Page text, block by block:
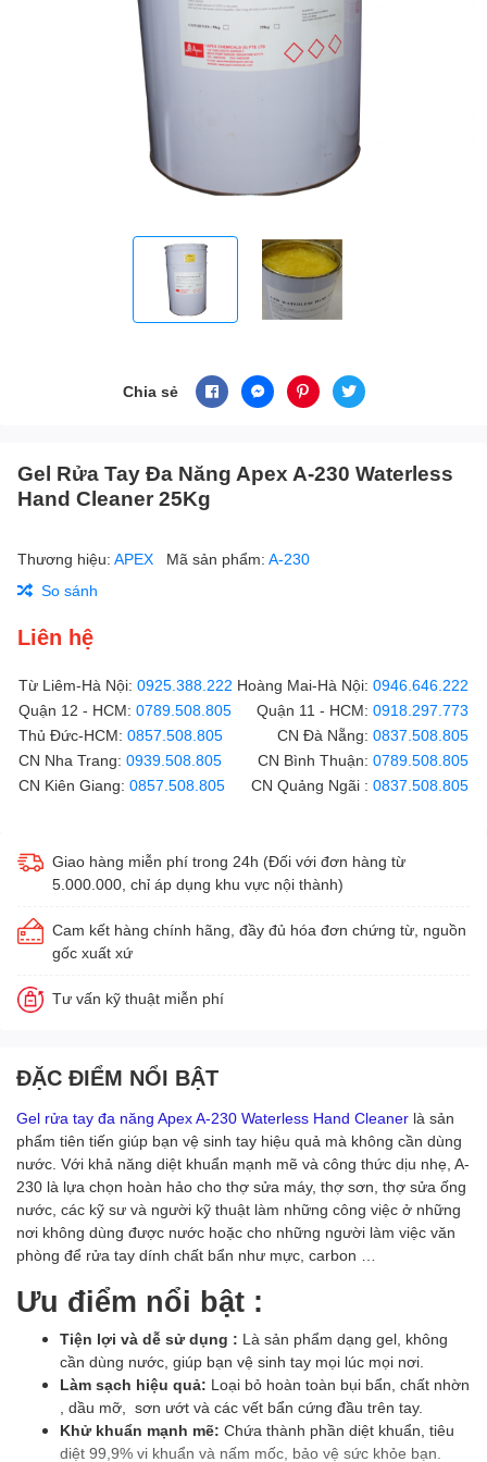
Chia sẻ
Gel Rửa Tay Đa Năng Apex A-230 Waterless
Hand Cleaner 25Kg
Thương hiệu: APEX Mã sản phẩm: A-230
So sánh
Liên hệ
Từ Liêm-Hà Nội: 0925.388.222 Hoàng Mai-Hà Nội: 0946.646.222
Quận 12 - HCM: 0789.508.805 Quận 11 - HCM: 0918.297.773
Thủ Đức-HCM: 0857.508.805 CN Đà Nẵng: 0837.508.805
CN Nha Trang: 0939.508.805 CN Bình Thuận: 0789.508.805
CN Kiên Giang: 0857.508.805 CN Quảng Ngãi : 0837.508.805
Giao hàng miễn phí trong 24h (Đối với đơn hàng từ
5.000.000, chỉ áp dụng khu vực nội thành)
Cam kết hàng chính hãng, đầy đủ hóa đơn chứng từ, nguồn
gốc xuất xứ
Tư vấn kỹ thuật miễn phí
ĐẶC ĐIỂM NỔI BẬT
Gel rửa tay đa năng Apex A-230 Waterless Hand Cleaner là sản
phẩm tiên tiến giúp bạn vệ sinh tay hiệu quả mà không cần dùng
nước. Với khả năng diệt khuẩn mạnh mẽ và công thức dịu nhẹ, A-
230 là lựa chọn hoàn hảo cho thợ sửa máy, thợ sơn, thợ sửa ống
nước, các kỹ sư và người kỹ thuật làm những công việc ở những
nơi không dùng được nước hoặc cho những người làm việc văn
phòng để rửa tay dính chất bẩn như mực, carbon …
Ưu điểm nổi bật :
Tiện lợi và dễ sử dụng : Là sản phẩm dạng gel, không
cần dùng nước, giúp bạn vệ sinh tay mọi lúc mọi nơi.
Làm sạch hiệu quả: Loại bỏ hoàn toàn bụi bẩn, chất nhờn
, dầu mỡ, sơn ướt và các vết bẩn cứng đầu trên tay.
Khử khuẩn mạnh mẽ: Chứa thành phần diệt khuẩn, tiêu
diệt 99,9% vi khuẩn và nấm mốc, bảo vệ sức khỏe bạn.